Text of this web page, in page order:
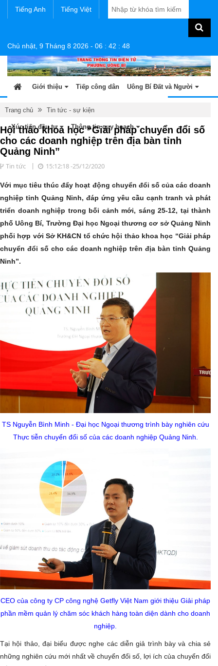
Tiếng Anh Tiếng Việt
Chủ nhật, 9 Tháng 8 2026 - 06 : 42 : 49
Giới thiệu Tiếp công dân Uông Bí Đất và Người
Tin tức - sự kiện Sản phẩm OCOP
Xúc tiến đầu tư Thông tin quy hoạch
Trang chủ Tin tức - sự kiện
Hội thảo khoa học “Giải pháp chuyển đổi số
cho các doanh nghiệp trên địa bàn tỉnh
Quảng Ninh”
Tin tức 15:12:18 -25/12/2020
Với mục tiêu thúc đẩy hoạt động chuyển đổi số của các doanh
nghiệp tỉnh Quảng Ninh, đáp ứng yêu cầu cạnh tranh và phát
triển doanh nghiệp trong bối cảnh mới, sáng 25-12, tại thành
phố Uông Bí, Trường Đại học Ngoại thương cơ sở Quảng Ninh
phối hợp với Sở KH&CN tổ chức hội thảo khoa học “Giải pháp
chuyển đổi số cho các doanh nghiệp trên địa bàn tỉnh Quảng
Ninh”.
TS Nguyễn Bình Minh - Đại học Ngoại thương trình bày nghiên cứu
Thực tiễn chuyển đổi số của các doanh nghiệp Quảng Ninh.
CEO của công ty CP công nghệ Getfly Việt Nam giới thiệu Giải pháp
phần mềm quản lý chăm sóc khách hàng toàn diện dành cho doanh
nghiệp.
Tại hội thảo, đại biểu được nghe các diễn giả trình bày và chia sẻ
những nghiên cứu mới nhất về chuyển đổi số, lợi ích của chuyển đổi